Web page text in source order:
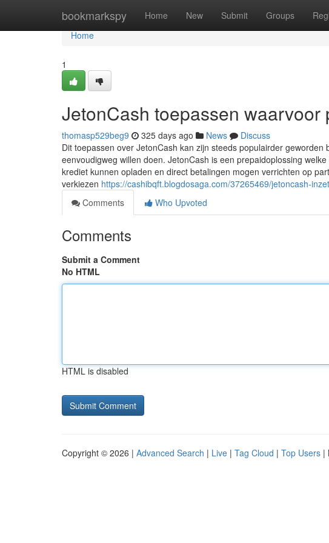
bookmarkspy Home New Submit Groups
Home
Home
1
JetonCash toepassen waarvoor
thomasp529beg9 325 days ago News
Discuss
Dit toepassen over JetonCash kan zijn steeds populairder
eenvoudigweg willen doen. JetonCash is een prepaidoplossing
krediet kunnen opladen en direct betalingen mogen verrichten op
verkiezen https://cashibqft.blogdosaga.com/37265469/jetoncash-
Comments
Who Upvoted
Comments
Submit a Comment
No HTML
HTML is disabled
Copyright © 2026 | Advanced Search | Live | Tag Cloud | Top Users |